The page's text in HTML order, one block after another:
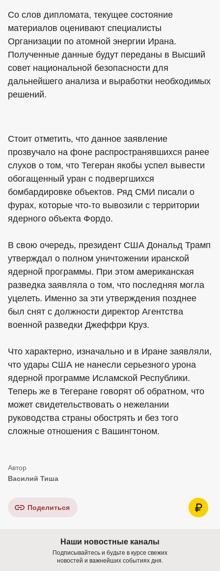
Со слов дипломата, текущее состояние
материалов оценивают специалисты
Организации по атомной энергии Ирана.
Полученные данные будут переданы в Высший
совет национальной безопасности для
дальнейшего анализа и выработки необходимых
решений.
Стоит отметить, что данное заявление
прозвучало на фоне распространявшихся ранее
слухов о том, что Тегеран якобы успел вывести
обогащенный уран с подвергшихся
бомбардировке объектов. Ряд СМИ писали о
фурах, которые что-то вывозили с территории
ядерного объекта Фордо.
В свою очередь, президент США Дональд Трамп
утверждал о полном уничтожении иранской
ядерной программы. При этом американская
разведка заявляла о том, что последняя могла
уцелеть. Именно за эти утверждения позднее
был снят с должности директор Агентства
военной разведки Джеффри Круз.
Что характерно, изначально и в Иране заявляли,
что удары США не нанесли серьезного урона
ядерной программе Исламской Республики.
Теперь же в Тегеране говорят об обратном, что
может свидетельствовать о нежелании
руководства страны обострять и без того
сложные отношения с Вашингтоном.
Василий Тиша
Поделиться
Наши новостные каналы
Подписывайтесь и будьте в курсе свежих
новостей и важнейших событиях дня.